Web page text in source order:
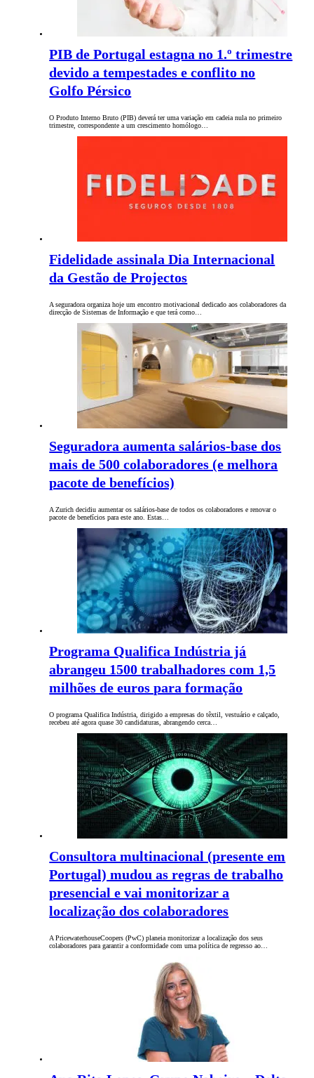
PIB de Portugal estagna no 1.º trimestre
devido a tempestades e conflito no
Golfo Pérsico
O Produto Interno Bruto (PIB) deverá ter uma variação em cadeia nula no primeiro
trimestre, correspondente a um crescimento homólogo…
Fidelidade assinala Dia Internacional
da Gestão de Projectos
A seguradora organiza hoje um encontro motivacional dedicado aos colaboradores da
direcção de Sistemas de Informação e que terá como…
Seguradora aumenta salários-base dos
mais de 500 colaboradores (e melhora
pacote de benefícios)
A Zurich decidiu aumentar os salários-base de todos os colaboradores e renovar o
pacote de benefícios para este ano. Estas…
Programa Qualifica Indústria já
abrangeu 1500 trabalhadores com 1,5
milhões de euros para formação
O programa Qualifica Indústria, dirigido a empresas do têxtil, vestuário e calçado,
recebeu até agora quase 30 candidaturas, abrangendo cerca…
Consultora multinacional (presente em
Portugal) mudou as regras de trabalho
presencial e vai monitorizar a
localização dos colaboradores
A PricewaterhouseCoopers (PwC) planeia monitorizar a localização dos seus
colaboradores para garantir a conformidade com uma política de regresso ao…